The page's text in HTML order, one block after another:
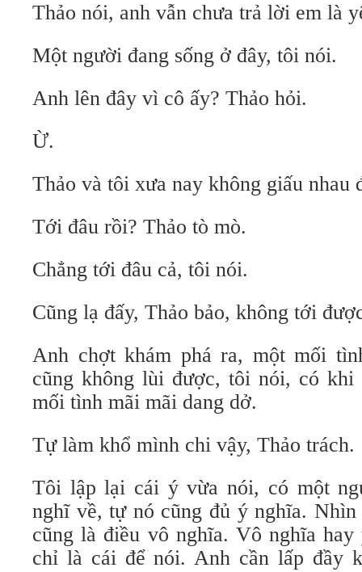
Thảo nói, anh vẫn chưa trả lời em là
Một người đang sống ở đây, tôi nói.
Anh lên đây vì cô ấy? Thảo hỏi.
Ừ.
Thảo và tôi xưa nay không giấu nhau
Tới đâu rồi? Thảo tò mò.
Chẳng tới đâu cả, tôi nói.
Cũng lạ đấy, Thảo bảo, không tới
Anh chợt khám phá ra, một mối
cũng không lùi được, tôi nói, có
mối tình mãi mãi dang dở.
Tự làm khổ mình chi vậy, Thảo trách.
Tôi lập lại cái ý vừa nói, có một
nghĩ về, tự nó cũng đủ ý nghĩa.
cũng là điều vô nghĩa. Vô nghĩa
chỉ là cái để nói. Anh cần lấp đầy